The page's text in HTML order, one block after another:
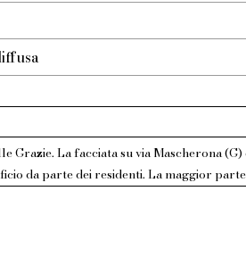
Grazie. La facciata su via Mascherona
da parte dei residenti. La maggior